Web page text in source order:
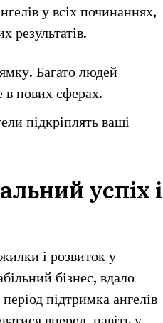
у всіх починаннях,
результатів.
Багато людей
в нових сферах.
підкріплять ваші
успіх і
і розвиток у
бізнес, вдало
підтримка ангелів